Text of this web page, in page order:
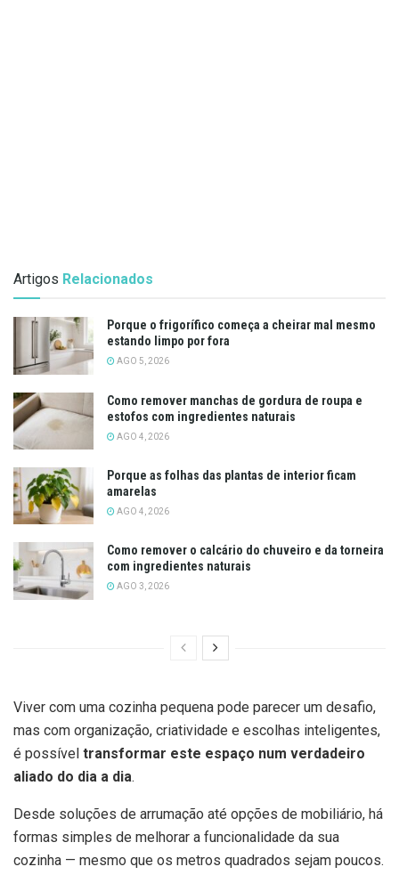
Artigos Relacionados
Porque o frigorífico começa a cheirar mal mesmo
estando limpo por fora
AGO 5, 2026
Como remover manchas de gordura de roupa e
estofos com ingredientes naturais
AGO 4, 2026
Porque as folhas das plantas de interior ficam
amarelas
AGO 4, 2026
Como remover o calcário do chuveiro e da torneira
com ingredientes naturais
AGO 3, 2026
Viver com uma cozinha pequena pode parecer um desafio,
mas com organização, criatividade e escolhas inteligentes,
é possível transformar este espaço num verdadeiro
aliado do dia a dia.
Desde soluções de arrumação até opções de mobiliário, há
formas simples de melhorar a funcionalidade da sua
cozinha — mesmo que os metros quadrados sejam poucos.